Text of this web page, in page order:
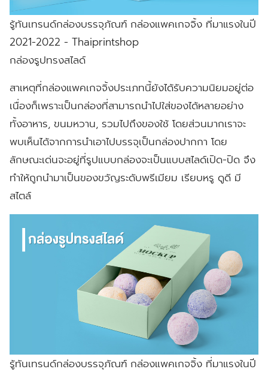
รู้ทันเทรนด์กล่องบรรจุภัณฑ์ กล่องแพคเกจจิ้ง ที่มาแรงในปี
2021-2022 - Thaiprintshop
กล่องรูปทรงสไลด์
สาเหตุที่กล่องแพคเกจจิ้งประเภทนี้ยังได้รับความนิยมอยู่ต่อ
เนื่องก็เพราะเป็นกล่องที่สามารถนำไปใส่ของได้หลายอย่าง
ทั้งอาหาร, ขนมหวาน, รวมไปถึงของใช้ โดยส่วนมากเราจะ
พบเห็นได้จากการนำเอาไปบรรจุเป็นกล่องปากกา โดย
ลักษณะเด่นจะอยู่ที่รูปแบบกล่องจะเป็นแบบสไลด์เปิด-ปิด จึง
ทำให้ถูกนำมาเป็นของขวัญระดับพรีเมียม เรียบหรู ดูดี มี
สไตล์
รู้ทันเทรนด์กล่องบรรจุภัณฑ์ กล่องแพคเกจจิ้ง ที่มาแรงในปี